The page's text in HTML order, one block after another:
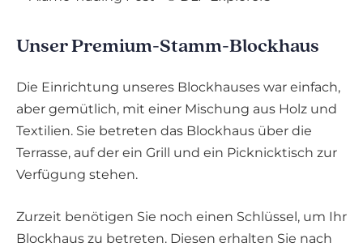
Unser Premium-Stamm-Blockhaus
Die Einrichtung unseres Blockhauses war einfach,
aber gemütlich, mit einer Mischung aus Holz und
Textilien. Sie betreten das Blockhaus über die
Terrasse, auf der ein Grill und ein Picknicktisch zur
Verfügung stehen.
Zurzeit benötigen Sie noch einen Schlüssel, um Ihr
Blockhaus zu betreten. Diesen erhalten Sie nach